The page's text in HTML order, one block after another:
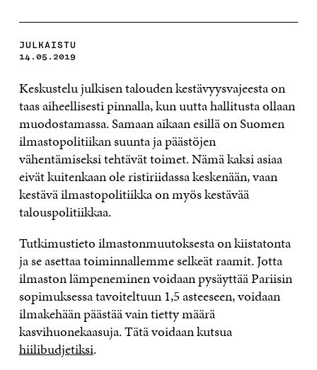
JULKAISTU
14.05.2019
Keskustelu julkisen talouden kestävyysvajeesta on
taas aiheellisesti pinnalla, kun uutta hallitusta ollaan
muodostamassa. Samaan aikaan esillä on Suomen
ilmastopolitiikan suunta ja päästöjen
vähentämiseksi tehtävät toimet. Nämä kaksi asiaa
eivät kuitenkaan ole ristiriidassa keskenään, vaan
kestävä ilmastopolitiikka on myös kestävää
talouspolitiikkaa.
Tutkimustieto ilmastonmuutoksesta on kiistatonta
ja se asettaa toiminnallemme selkeät raamit. Jotta
ilmaston lämpeneminen voidaan pysäyttää Pariisin
sopimuksessa tavoiteltuun 1,5 asteeseen, voidaan
ilmakehään päästää vain tietty määrä
kasvihuonekaasuja. Tätä voidaan kutsua
hiilibudjetiksi.